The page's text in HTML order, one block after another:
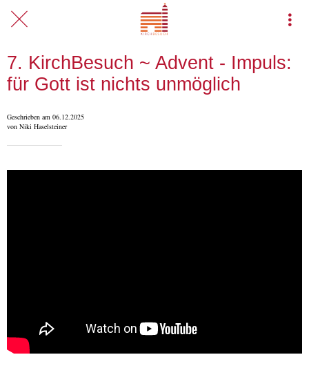
7. KirchBesuch ~ Advent - Impuls:
für Gott ist nichts unmöglich
Geschrieben am 06.12.2025
von Niki Haselsteiner